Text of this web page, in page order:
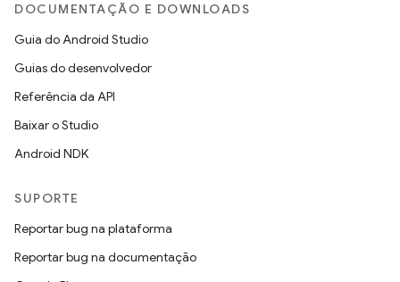
DOCUMENTAÇÃO E DOWNLOADS
Guia do Android Studio
Guias do desenvolvedor
Referência da API
Baixar o Studio
Android NDK
SUPORTE
Reportar bug na plataforma
Reportar bug na documentação